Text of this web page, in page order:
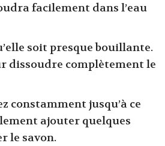
facilement dans l’eau
soit presque bouillante.
dissoudre complètement le
constamment jusqu’à ce
ajouter quelques
le savon.